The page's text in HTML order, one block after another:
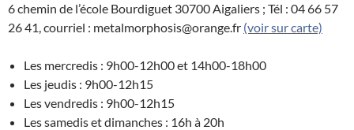
6 chemin de l’école Bourdiguet 30700 Aigaliers ; Tél : 04 66 57
26 41, courriel : metalmorphosis@orange.fr (voir sur carte)
Les mercredis : 9h00-12h00 et 14h00-18h00
Les jeudis : 9h00-12h15
Les vendredis : 9h00-12h15
Les samedis et dimanches : 16h à 20h